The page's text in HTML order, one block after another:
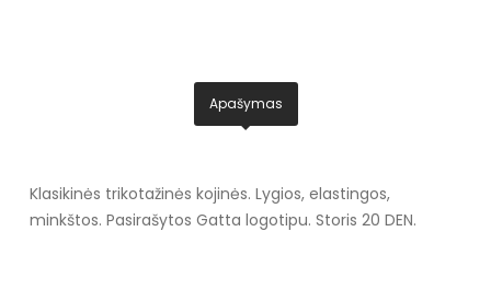
Apašymas
Klasikinės trikotažinės kojinės. Lygios, elastingos,
minkštos. Pasirašytos Gatta logotipu. Storis 20 DEN.